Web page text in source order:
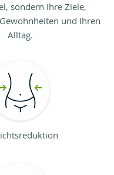
sondern Ihre Ziele,
und Ihren
Alltag.